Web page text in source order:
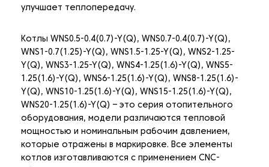
улучшает теплопередачу.
Котлы WNS0.5-0.4(0.7)-Y(Q), WNS0.7-0.4(0.7)-Y(Q),
WNS1-0.7(1.25)-Y(Q), WNS1.5-1.25-Y(Q), WNS2-1.25-
Y(Q), WNS3-1.25-Y(Q), WNS4-1.25(1.6)-Y(Q), WNS5-
1.25(1.6)-Y(Q), WNS6-1.25(1.6)-Y(Q), WNS8-1.25(1.6)-
Y(Q), WNS10-1.25(1.6)-Y(Q), WNS15-1.25(1.6)-Y(Q),
WNS20-1.25(1.6)-Y(Q) – это серия отопительного
оборудования, модели различаются тепловой
мощностью и номинальным рабочим давлением,
которые отражены в маркировке. Все элементы
котлов изготавливаются с применением CNC-